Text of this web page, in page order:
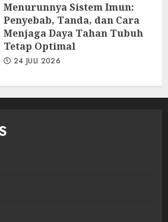
Menurunnya Sistem Imun:
Penyebab, Tanda, dan Cara
Menjaga Daya Tahan Tubuh
Tetap Optimal
24 JULI 2026